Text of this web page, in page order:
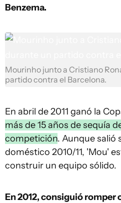
Benzema.
Mourinho junto a Cristiano
partido contra el Barcelona.
En abril de 2011 ganó la
más de 15 años de sequía
competición. Aunque salió
doméstico 2010/11, 'Mou'
construir un equipo sólido.
En 2012, consiguió romper